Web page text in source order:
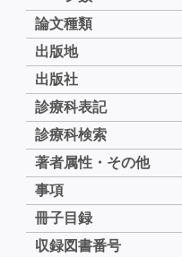
論文種類
出版地
出版社
診療科表記
診療科検索
著者属性・その他
事項
冊子目録
収録図書番号